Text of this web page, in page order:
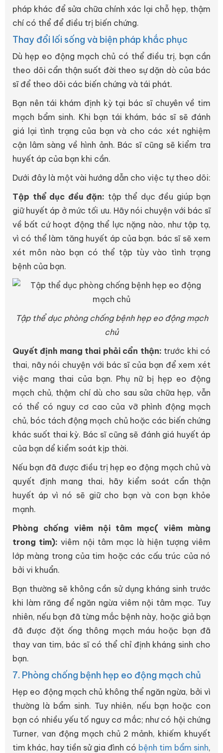
pháp khác để sửa chữa chính xác lại chỗ hẹp, thậm
chí có thể để điều trị biến chứng.
Thay đổi lối sống và biện pháp khắc phục
Dù hẹp eo động mạch chủ có thể điều trị, bạn cần
theo dõi cẩn thận suốt đời theo sự dặn dò của bác
sĩ để theo dõi các biến chứng và tái phát.
Bạn nên tái khám định kỳ tại bác sĩ chuyên về tim
mạch bẩm sinh. Khi bạn tái khám, bác sĩ sẽ đánh
giá lại tình trạng của bạn và cho các xét nghiệm
cận lâm sàng về hình ảnh. Bác sĩ cũng sẽ kiểm tra
huyết áp của bạn khi cần.
Dưới đây là một vài hướng dẫn cho việc tự theo dõi:
Tập thể dục đều đặn: tập thể dục đều giúp bạn
giữ huyết áp ở mức tối ưu. Hãy nói chuyện với bác sĩ
về bất cứ hoạt động thể lực nặng nào, như tập tạ,
vì có thể làm tăng huyết áp của bạn. bác sĩ sẽ xem
xét môn nào bạn có thể tập tùy vào tình trạng
bệnh của bạn.
Tập thể dục phòng chống bệnh hẹp eo động mạch
chủ
Quyết định mang thai phải cẩn thận: trước khi có
thai, nãy nói chuyện với bác sĩ của bạn để xem xét
việc mang thai của bạn. Phụ nữ bị hẹp eo động
mạch chủ, thậm chí dù cho sau sửa chữa hẹp, vẫn
có thể có nguy cơ cao của vỡ phình động mạch
chủ, bóc tách động mạch chủ hoặc các biến chứng
khác suốt thai kỳ. Bác sĩ cũng sẽ đánh giá huyết áp
của bạn dể kiểm soát kịp thời.
Nếu bạn đã được điều trị hẹp eo động mạch chủ và
quyết định mang thai, hãy kiểm soát cẩn thận
huyết áp vì nó sẽ giữ cho bạn và con bạn khỏe
mạnh.
Phòng chống viêm nội tâm mạc( viêm màng
trong tim): viêm nội tâm mạc là hiện tượng viêm
lớp màng trong của tim hoặc các cấu trúc của nó
bởi vi khuẩn.
Bạn thường sẽ không cần sử dụng kháng sinh trước
khi làm răng để ngăn ngừa viêm nội tâm mạc. Tuy
nhiên, nếu bạn đã từng mắc bệnh này, hoặc giả bạn
đã được đặt ống thông mạch máu hoặc bạn đã
thay van tim, bác sĩ có thể chỉ định kháng sinh cho
bạn.
7. Phòng chống bệnh hẹp eo động mạch chủ
Hẹp eo động mạch chủ không thể ngăn ngừa, bởi vì
thường là bẩm sinh. Tuy nhiên, nếu bạn hoặc con
bạn có nhiều yếu tố nguy cơ mắc; như có hội chứng
Turner, van động mạch chủ 2 mảnh, khiếm khuyết
tim khác, hay tiền sử gia đình có bệnh tim bẩm sinh,